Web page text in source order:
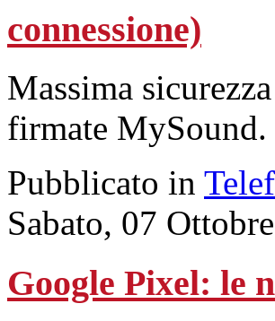
connessione)
Massima
firmate MySound.
Pubblicato in
Sabato, 07
Google Pixel: le